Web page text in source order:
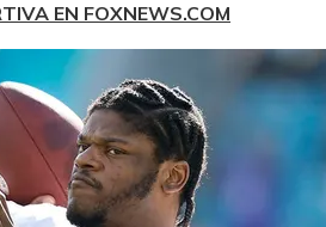
EN FOXNEWS.COM